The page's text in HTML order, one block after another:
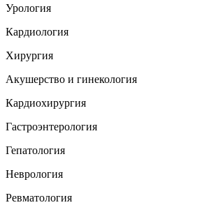
Урология
Кардиология
Хирургия
Акушерство и гинекология
Кардиохирургия
Гастроэнтерология
Гепатология
Неврология
Ревматология